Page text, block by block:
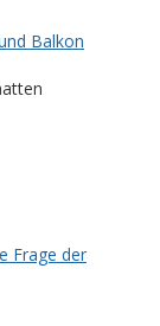
Balkon
Frage der